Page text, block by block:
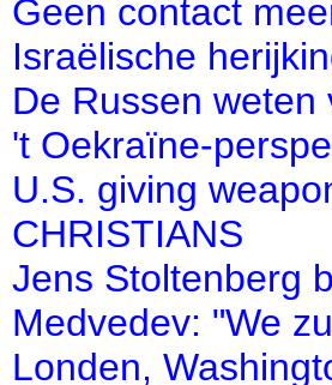
Geen contact
Israëlische
De Russen
't Oekraïne-
U.S. giving
CHRISTIANS
Jens Stoltenberg
Medvedev: "We
Londen,